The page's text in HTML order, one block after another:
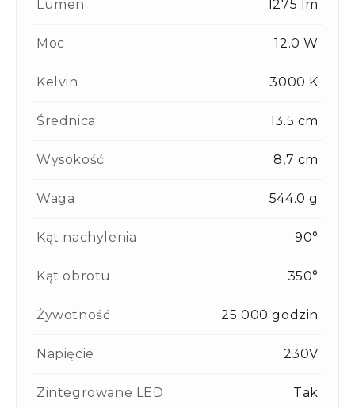
Lumen 1275 lm
Moc 12.0 W
Kelvin 3000 K
Średnica 13.5 cm
Wysokość 8,7 cm
Waga 544.0 g
Kąt nachylenia 90°
Kąt obrotu 350°
Żywotność 25 000 godzin
Napięcie 230V
Zintegrowane LED Tak